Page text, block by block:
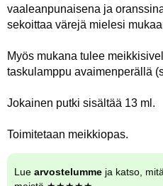
vaaleanpunaisena ja
sekoittaa värejä mielesi
Myös mukana tulee
taskulamppu avaimenperällä
Jokainen putki sisältää 13 ml.
Toimitetaan meikkiopas.
Lue arvostelumme ja katso,